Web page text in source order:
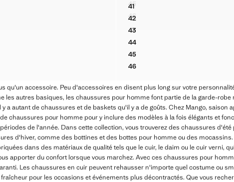
LANIÈRES CROISÉES
LANIÈRES CROISÉES
45SANDALES CUIR LANIÈRES
46SANDALES CUIR LANIÈRES
LANIÈRES CUIR
LANIÈRES CUIR
LANIÈRES CUIR
LANIÈRES CUIR
LANIÈRES CUIR
LANIÈRES CUIR
41ESPADRILLE EN CUIR LISSE
42ESPADRILLE EN CUIR LISSE
43ESPADRILLE EN CUIR LISSE
44ESPADRILLE EN CUIR LISSE
45ESPADRILLE EN CUIR LISSE
46ESPADRILLE EN CUIR LISSE
qu'un accessoire. Peu d'accessoires en disent plus long sur votre
les autres basiques, les chaussures pour homme font partie de la garde-
a autant de chaussures et de baskets qu'il y a de goûts. Chez Mango, saison
chaussures pour homme pour y inclure des modèles à la fois élégants et
de l'année. Dans cette collection, vous trouverez des chaussures
d'hiver, comme des bottines et des bottes pour homme ou des mocassins.
dans des matériaux de qualité tels que le cuir, le daim ou le cuir verni,
apporter du confort lorsque vous marchez. Avec ces chaussures pour
Les chaussures en cuir peuvent rehausser n'importe quel costume ou
pour les occasions et événements plus décontractés. Que vous